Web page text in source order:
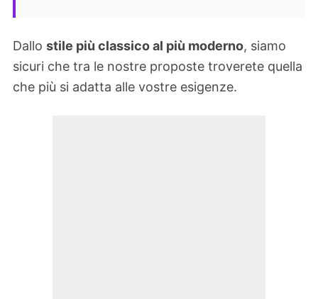
Dallo stile più classico al più moderno, siamo
sicuri che tra le nostre proposte troverete quella
che più si adatta alle vostre esigenze.